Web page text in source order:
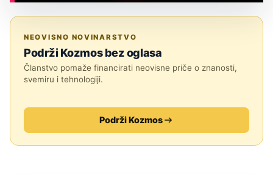
NEOVISNO NOVINARSTVO
Podrži Kozmos bez oglasa
Članstvo pomaže financirati neovisne priče o znanosti,
svemiru i tehnologiji.
Podrži Kozmos